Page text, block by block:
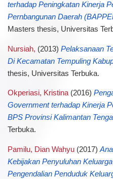
terhadap Peningkatan Kinerja
Pernbangunan Daerah
Masters thesis, Universitas
Nursiah, (2013) Pelaksanaan
Di Kecamatan Tempuling
thesis, Universitas Terbuka.
Okperiasi, Kristina(2016)
Government terhadap Kinerja
BPS Provinsi Kalimantan
Terbuka.
Pamilu, Dian Wahyu(2017)
Kebijakan Penyuluhan
Pengendalian Penduduk